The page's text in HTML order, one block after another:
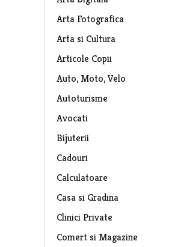
Arta Fotografica
Arta si Cultura
Articole Copii
Auto, Moto, Velo
Autoturisme
Avocati
Bijuterii
Cadouri
Calculatoare
Casa si Gradina
Clinici Private
Comert si Magazine